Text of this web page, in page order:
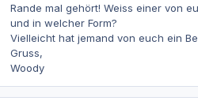
Rande mal gehört! Weiss einer von
und in welcher Form?
Vielleicht hat jemand von euch ein
Gruss,
Woody